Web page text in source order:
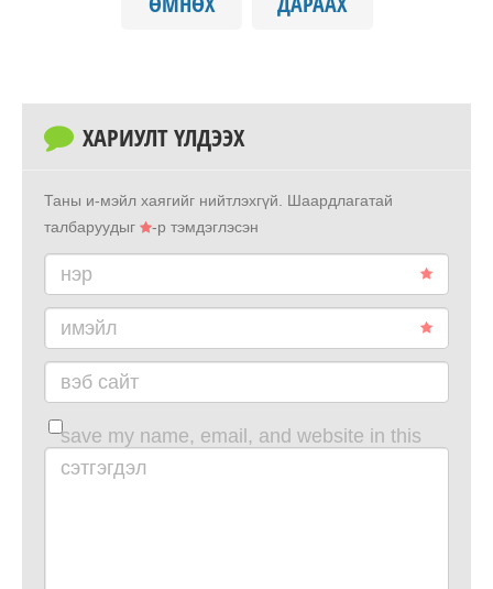
ХАРИУЛТ ҮЛДЭЭХ
Таны и-мэйл хаягийг нийтлэхгүй.
Шаардлагатай
талбаруудыг
-р тэмдэглэсэн
нэр
имэйл
вэб сайт
save my name, email, and website in this
browser for the next time i comment.
сэтгэгдэл